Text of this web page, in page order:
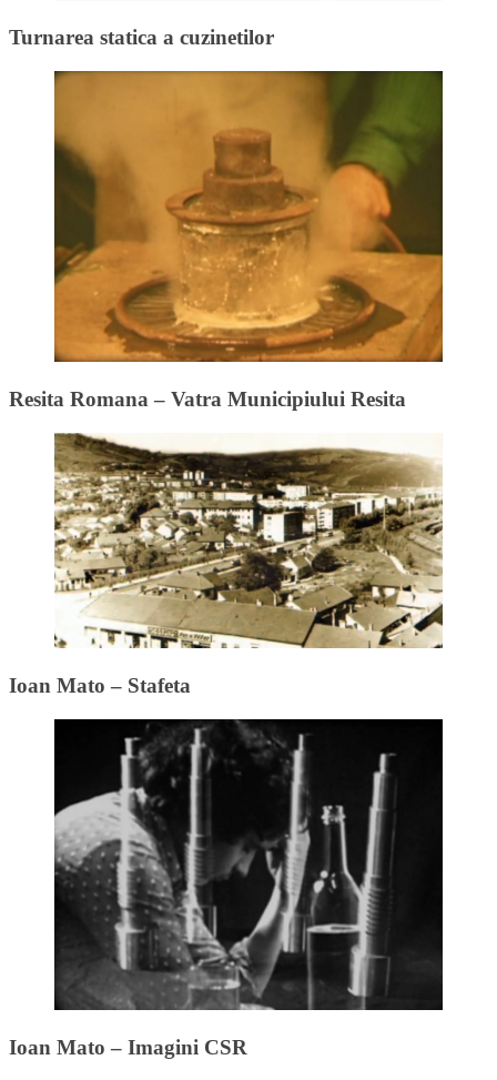
Turnarea statica a cuzinetilor
Resita Romana – Vatra Municipiului Resita
Ioan Mato – Stafeta
Ioan Mato – Imagini CSR